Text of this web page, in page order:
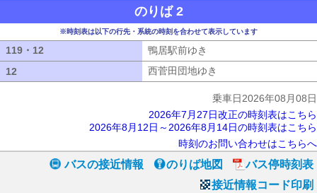
のりば 2
※時刻表は以下の行先・系統の時刻を合わせて表示しています
119・12 鴨居駅前ゆき
12
西菅田団地ゆき
乗車日2026年08月08日
2026年7月27日改正の時刻表はこちら
2026年8月12日～2026年8月14日の時刻表はこちら
時刻のお問い合わせはこちらへ
バスの接近情報 のりば地図
バス停時刻表
接近情報コード印刷